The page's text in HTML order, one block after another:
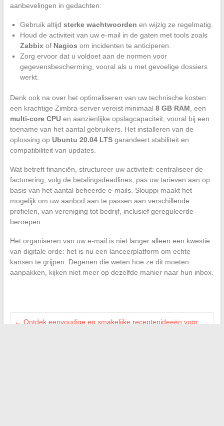
aanbevelingen in gedachten:
Gebruik altijd sterke wachtwoorden en wijzig ze regelmatig.
Houd de activiteit van uw e-mail in de gaten met tools zoals
Zabbixof Nagios om incidenten te anticiperen.
Zorg ervoor dat u voldoet aan de normen voor
gegevensbescherming, vooral als u met gevoelige dossiers
werkt.
Denk ook na over het optimaliseren van uw technische kosten:
een krachtige Zimbra-server vereist minimaal 8 GB RAM , een
multi-core CPUen aanzienlijke opslagcapaciteit, vooral bij een
toename van het aantal gebruikers. Het installeren van de
oplossing op Ubuntu 20.04 LTSgarandeert stabiliteit en
compatibiliteit van updates.
Wat betreft financiën, structureer uw activiteit: centraliseer de
facturering, volg de betalingsdeadlines, pas uw tarieven aan op
basis van het aantal beheerde e-mails. Slouppi maakt het
mogelijk om uw aanbod aan te passen aan verschillende
profielen, van vereniging tot bedrijf, inclusief gereguleerde
beroepen.
Het organiseren van uw e-mail is niet langer alleen een kwestie
van digitale orde: het is nu een lanceerplatform om echte
kansen te grijpen. Degenen die weten hoe ze dit moeten
aanpakken, kijken niet meer op dezelfde manier naar hun inbox.
← Ontdek eenvoudige en smakelijke receptenideeën voor